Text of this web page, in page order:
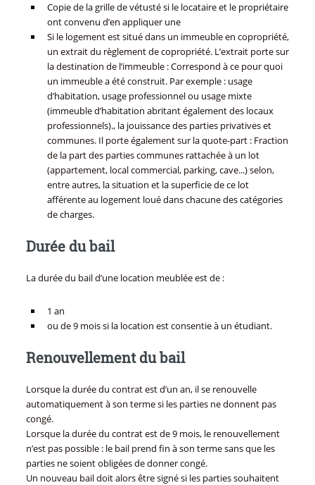
Copie de la grille de vétusté si le locataire et le propriétaire
ont convenu d’en appliquer une
Si le logement est situé dans un immeuble en copropriété,
un extrait du règlement de copropriété. L’extrait porte sur
la destination de l’immeuble : Correspond à ce pour quoi
un immeuble a été construit. Par exemple : usage
d’habitation, usage professionnel ou usage mixte
(immeuble d’habitation abritant également des locaux
professionnels)., la jouissance des parties privatives et
communes. Il porte également sur la quote-part : Fraction
de la part des parties communes rattachée à un lot
(appartement, local commercial, parking, cave...) selon,
entre autres, la situation et la superficie de ce lot
afférente au logement loué dans chacune des catégories
de charges.
Durée du bail
La durée du bail d’une location meublée est de :
1 an
ou de 9 mois si la location est consentie à un étudiant.
Renouvellement du bail
Lorsque la durée du contrat est d’un an, il se renouvelle
automatiquement à son terme si les parties ne donnent pas
congé.
Lorsque la durée du contrat est de 9 mois, le renouvellement
n’est pas possible : le bail prend fin à son terme sans que les
parties ne soient obligées de donner congé.
Un nouveau bail doit alors être signé si les parties souhaitent